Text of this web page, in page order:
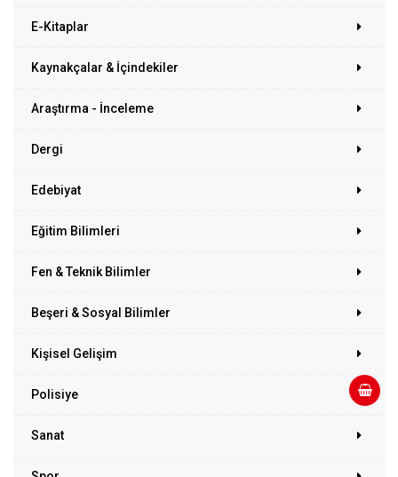
E-Kitaplar
Kaynakçalar & İçindekiler
Araştırma - İnceleme
Dergi
Edebiyat
Eğitim Bilimleri
Fen & Teknik Bilimler
Beşeri & Sosyal Bilimler
Kişisel Gelişim
Polisiye
Sanat